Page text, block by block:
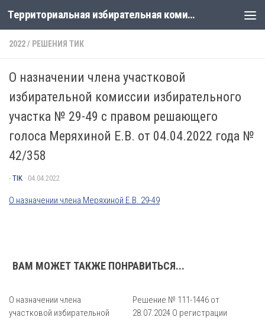
Перейти к содержимому Территориальная избирательная комиссия Лабинская
2022/ РЕШЕНИЯ ТИК
О назначении члена участковой
избирательной комиссии избирательного
участка № 29-49 с правом решающего
голоса Меряхиной Е.В. от 04.04.2022 года №
42/358
- TIK · 04.04.2022
О назначении члена Меряхиной Е.В. 29-49
ВАМ МОЖЕТ ТАКЖЕ ПОНРАВИТЬСЯ...
О назначении члена
участковой избирательной
Решение № 111-1446 от
28.07.2024 О регистрации